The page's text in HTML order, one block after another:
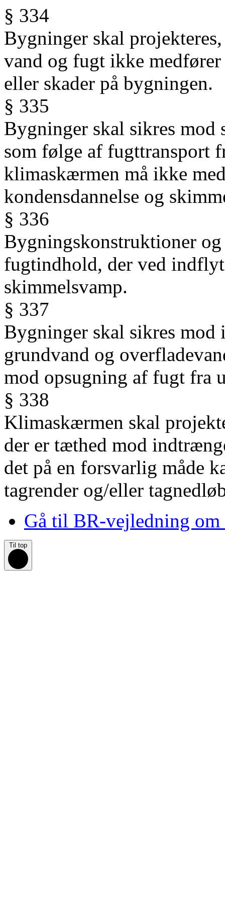
§ 334
Bygninger skal
vand og fugt ikke
eller skader på bygningen.
§ 335
Bygninger skal sikres
som følge af fugttransport
klimaskærmen må ikke
kondensdannelse og
§ 336
Bygningskonstruktioner
fugtindhold, der ved
skimmelsvamp.
§ 337
Bygninger skal sikres
grundvand og
mod opsugning af fugt fra
§ 338
Klimaskærmen skal
der er tæthed mod
det på en forsvarlig måde
tagrender og/eller
Gå til BR-vejledning
Til top